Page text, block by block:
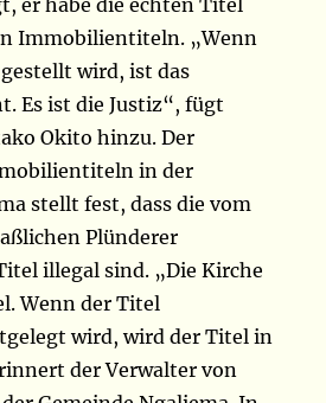
er habe die echten Titel
Immobilientiteln. „Wenn
wird, ist das
Es ist die Justiz“, fügt
Okito hinzu. Der
in der
stellt fest, dass die vom
Plünderer
illegal sind. „Die Kirche
Wenn der Titel
wird, wird der Titel in
der Verwalter von